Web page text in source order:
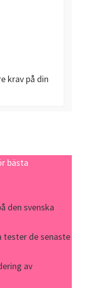
krav på din
bästa
den svenska
de senaste
av